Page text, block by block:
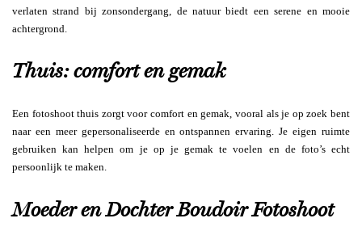
verlaten strand bij zonsondergang, de natuur biedt een serene en mooie
achtergrond.
Thuis: comfort en gemak
Een fotoshoot thuis zorgt voor comfort en gemak, vooral als je op zoek bent
naar een meer gepersonaliseerde en ontspannen ervaring. Je eigen ruimte
gebruiken kan helpen om je op je gemak te voelen en de foto’s echt
persoonlijk te maken.
Moeder en Dochter Boudoir Fotoshoot